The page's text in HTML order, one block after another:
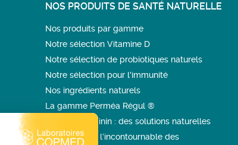
NOS PRODUITS DE SANTÉ NATURELLE
Nos produits par gamme
Notre sélection Vitamine D
Notre sélection de probiotiques naturels
Notre sélection pour l'immunité
Nos ingrédients naturels
La gamme Perméa Régul ®
Bien-être féminin : des solutions naturelles
Le collagène, l’incontournable des